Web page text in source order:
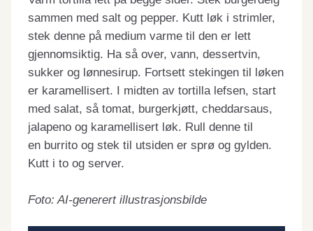
sammen med salt og pepper. Kutt løk i strimler,
stek denne på medium varme til den er lett
gjennomsiktig. Ha så over, vann, dessertvin,
sukker og lønnesirup. Fortsett stekingen til løken
er karamellisert. I midten av tortilla lefsen, start
med salat, så tomat, burgerkjøtt, cheddarsaus,
jalapeno og karamellisert løk. Rull denne til
en burrito og stek til utsiden er sprø og gylden.
Kutt i to og server.
Foto: AI-generert illustrasjonsbilde